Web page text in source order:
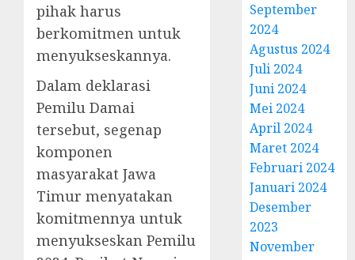
pihak harus
berkomitmen untuk
menyukseskannya.
Dalam deklarasi
Pemilu Damai
tersebut, segenap
komponen
masyarakat Jawa
Timur menyatakan
komitmennya untuk
menyukseskan Pemilu
September
2024
Agustus 2024
Juli 2024
Juni 2024
Mei 2024
April 2024
Maret 2024
Februari 2024
Januari 2024
Desember
2023
November